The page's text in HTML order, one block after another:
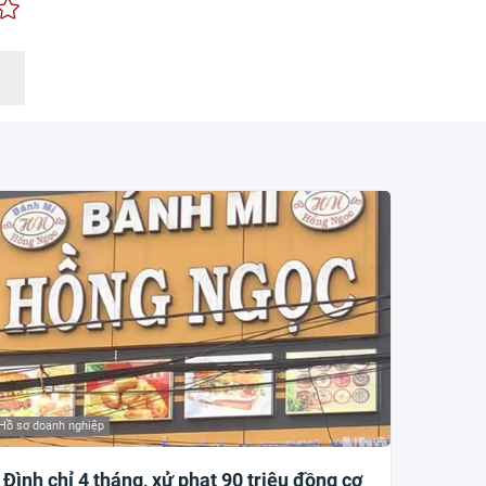
sơ doanh nghiệp
Đình chỉ 4 tháng, xử phạt 90 triệu đồng cơ